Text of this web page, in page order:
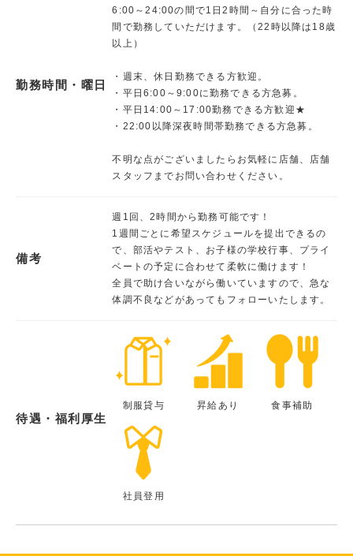
勤務時間・曜日
6:00～24:00の間で1日2時間～自分に合った時
間で勤務していただけます。（22時以降は18歳
以上）
・週末、休日勤務できる方歓迎。
・平日6:00～9:00に勤務できる方急募。
・平日14:00～17:00勤務できる方歓迎★
・22:00以降深夜時間帯勤務できる方急募。
不明な点がございましたらお気軽に店舗、店舗
スタッフまでお問い合わせください。
備考
週1回、2時間から勤務可能です！
1週間ごとに希望スケジュールを提出できるの
で、部活やテスト、お子様の学校行事、プライ
ベートの予定に合わせて柔軟に働けます！
全員で助け合いながら働いていますので、急な
体調不良などがあってもフォローいたします。
待遇・福利厚生
制服貸与 昇給あり 食事補助
社員登用